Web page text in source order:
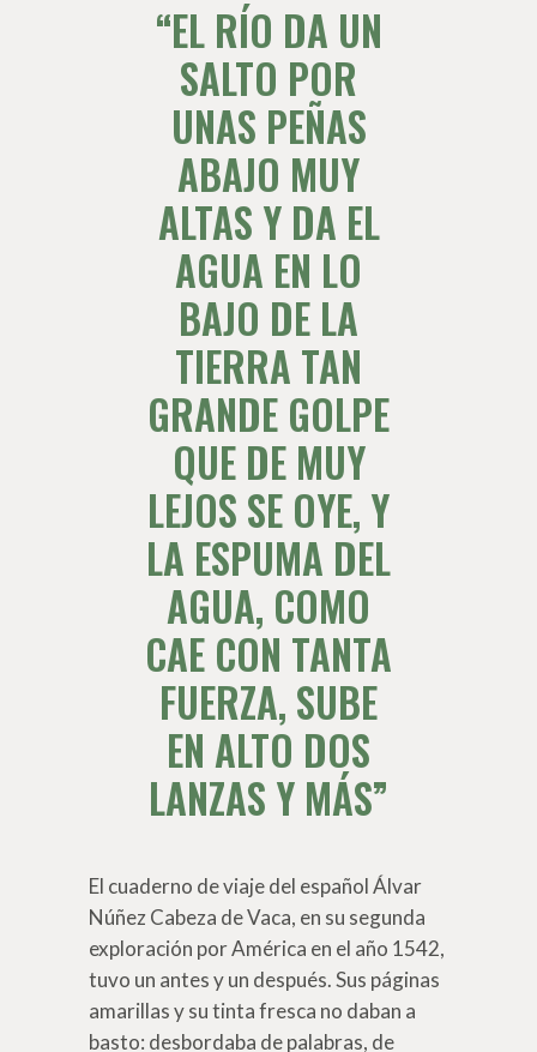
EL RÍO DA UN
SALTO POR
UNAS PEÑAS
ABAJO MUY
ALTAS Y DA EL
AGUA EN LO
BAJO DE LA
TIERRA TAN
GRANDE GOLPE
QUE DE MUY
LEJOS SE OYE, Y
LA ESPUMA DEL
AGUA, COMO
CAE CON TANTA
FUERZA, SUBE
EN ALTO DOS
LANZAS Y MÁS
El cuaderno de viaje del español Álvar
Núñez Cabeza de Vaca, en su segunda
exploración por América en el año 1542,
tuvo un antes y un después. Sus páginas
amarillas y su tinta fresca no daban a
basto: desbordaba de palabras, de